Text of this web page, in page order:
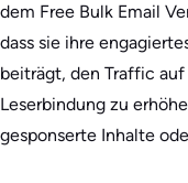
dem Free Bulk Email
dass sie ihre
beiträgt, den Traffic
Leserbindung zu
gesponserte Inhalte